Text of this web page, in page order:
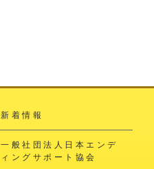
新着情報
一般社団法人日本エンデ
ィングサポート協会